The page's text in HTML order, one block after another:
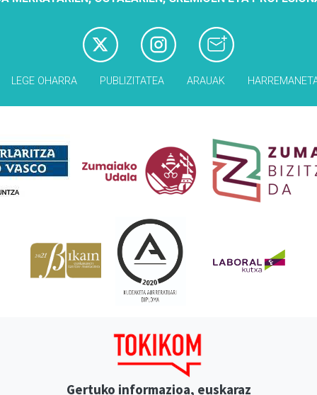
LEGE OHARRA PUBLIZITATEA ARAUAK
Gertuko informazioa, euskaraz